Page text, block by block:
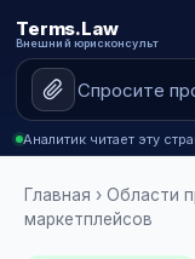
Terms.Law
Внешний юрисконсульт
Аналитик читает эту
Главная › Области
маркетплейсов